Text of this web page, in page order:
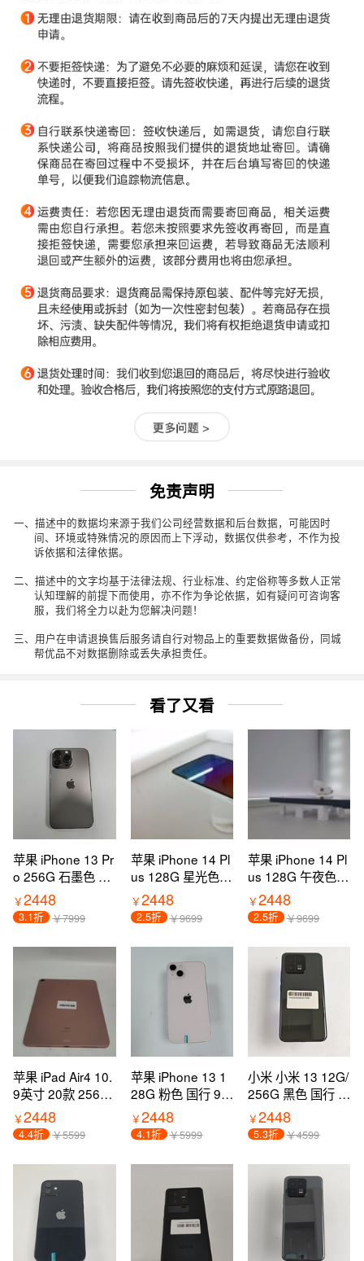
免责声明
一、描述中的数据均来源于我们公司经营数据和后台数据，可能因时
间、环境或特殊情况的原因而上下浮动，数据仅供参考，不作为投
诉依据和法律依据。
二、描述中的文字均基于法律法规、行业标准、约定俗称等多数人正常
认知理解的前提下而使用，亦不作为争论依据，如有疑问可咨询客
服，我们将全力以赴为您解决问题！
三、用户在申请退换售后服务请自行对物品上的重要数据做备份，同城
帮优品不对数据删除或丢失承担责任。
看了又看
苹果 iPhone 13 Pr
o 256G 石墨色 国
行 95新 5G全网通
过保
￥2448
3.1折 ￥7999
苹果 iPhone 14 Pl
us 128G 星光色
国行 95新 5G全网
通 过保
￥2448
2.5折 ￥9699
苹果 iPhone 14 Pl
us 128G 午夜色
国行 95新 5G全网
通 过保
￥2448
2.5折 ￥9699
苹果 iPad Air4 10.
9英寸 20款 256G
玫瑰金 国行 8新 W
IFI版 过保
￥2448
4.4折 ￥5599
苹果 iPhone 13 1
28G 粉色 国行 95
新 5G全网通 过保
￥2448
4.1折 ￥5999
小米 小米 13 12G/
256G 黑色 国行 9
5新 5G全网通 过
保
￥2448
5.3折 ￥4599